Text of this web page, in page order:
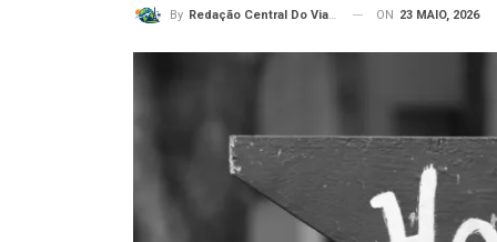
By Redação Central Do Viajante ON 23 MAIO, 2026